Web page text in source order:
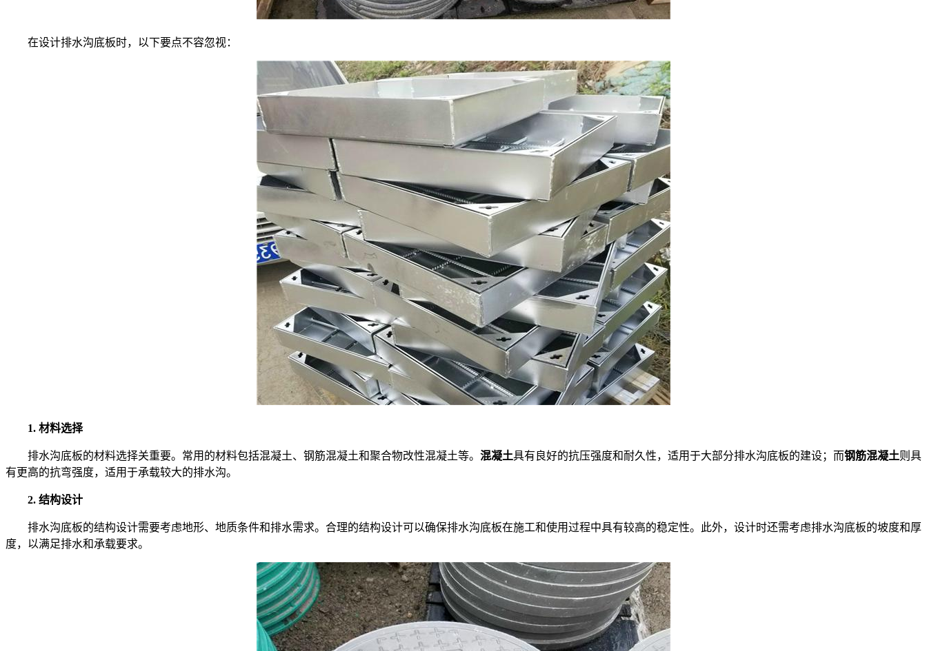
在设计排水沟底板时，以下要点不容忽视：
1. 材料选择
排水沟底板的材料选择关重要。常用的材料包括混凝土、钢筋混凝土和聚合物改性混凝土等。 混凝土具有良好的抗压强度和耐久性，适用于大部分排水沟底板的建设；而钢筋混凝土则具
有更高的抗弯强度，适用于承载较大的排水沟。
2. 结构设计
排水沟底板的结构设计需要考虑地形、地质条件和排水需求。合理的结构设计可以确保排水沟底板在施工和使用过程中具有较高的稳定性。此外，设计时还需考虑排水沟底板的坡度和厚
度，以满足排水和承载要求。